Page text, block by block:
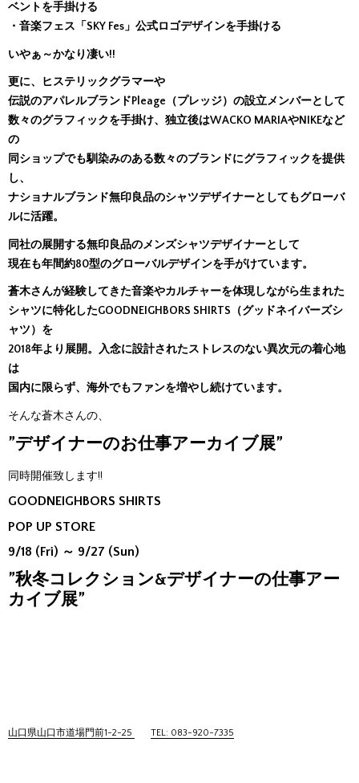
ベントを手掛ける
・音楽フェス「SKY Fes」公式ロゴデザインを手掛ける
いやぁ～かなり凄い!!
更に、ヒステリックグラマーや
伝説のアパレルブランドPleage（プレッジ）の設立メンバーとして
数々のグラフィックを手掛け、独立後はWACKO MARIAやNIKEなど
の
同ショップでも馴染みのある数々のブランドにグラフィックを提供
し、
ナショナルブランド無印良品のシャツデザイナーとしてもグローバ
ルに活躍。
同社の展開する無印良品のメンズシャツデザイナーとして
現在も年間約80型のグローバルデザインを手がけています。
蒼木さんが経験してきた音楽やカルチャーを体現しながら生まれた
シャツに特化したGOODNEIGHBORS SHIRTS（グッドネイバーズシ
ャツ）を
2018年より展開。入念に設計されたストレスのない異次元の着心地
は
国内に限らず、海外でもファンを増やし続けています。
そんな蒼木さんの、
”デザイナーのお仕事アーカイブ展”
同時開催致します!!
GOODNEIGHBORS SHIRTS
POP UP STORE
9/18 (Fri) ～ 9/27 (Sun)
”秋冬コレクション&デザイナーの仕事アー
カイブ展”
山口県山口市道場門前1-2-25 TEL: 083-920-7335